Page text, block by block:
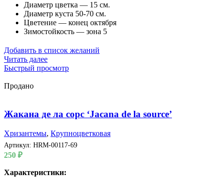
Диаметр цветка — 15 см.
Диаметр куста 50-70 см.
Цветение — конец октября
Зимостойкость — зона 5
Добавить в список желаний
Читать далее
Быстрый просмотр
Продано
Жакана де ла сорс ‘Jacana de la source’
Хризантемы, Крупноцветковая
Артикул: HRM-00117-69
250 ₽
Характеристики: